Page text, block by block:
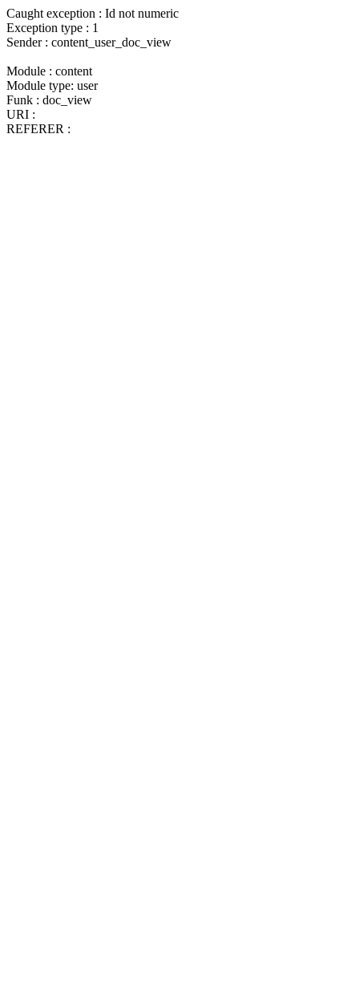
Caught exception : Id not numeric
Exception type : 1
Sender : content_user_doc_view
Module : content
Module type: user
Funk : doc_view
URI :
REFERER :